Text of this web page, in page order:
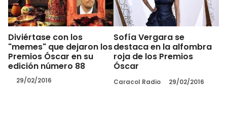
Diviértase con los
"memes" que dejaron los
Premios Óscar en su
edición número 88
29/02/2016
Sofía Vergara se
destaca en la alfombra
roja de los Premios
Óscar
Caracol Radio 29/02/2016